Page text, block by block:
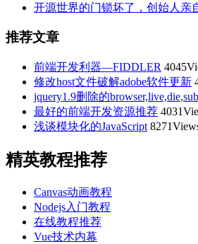
开源世界的门锁坏了，创始人亲
推荐文章
前端开发利器—FIDDLER
修改host文件破解adobe软件更新
jquery1.9删除的
最好的前端开发资源推荐
浅谈模块化的JavaScript
精英教程推荐
Canvas动画教程
Nodejs入门教程
在线教程推荐
Vue技术内幕